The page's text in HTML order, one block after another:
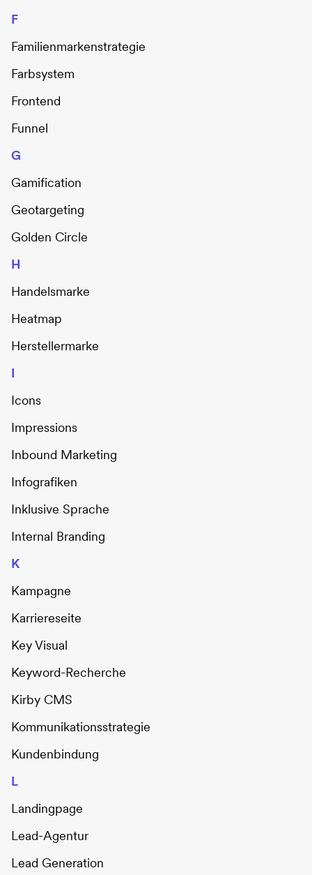
F
Familienmarkenstrategie
Farbsystem
Frontend
Funnel
G
Gamification
Geotargeting
Golden Circle
H
Handelsmarke
Heatmap
Herstellermarke
I
Icons
Impressions
Inbound Marketing
Infografiken
Inklusive Sprache
Internal Branding
K
Kampagne
Karriereseite
Key Visual
Keyword-Recherche
Kirby CMS
Kommunikationsstrategie
Kundenbindung
L
Landingpage
Lead-Agentur
Lead Generation